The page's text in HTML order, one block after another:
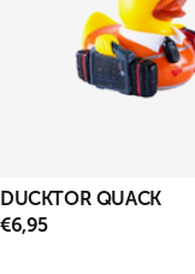
DUCKTOR QUACK
ANGEBOTSPREIS
€6,95